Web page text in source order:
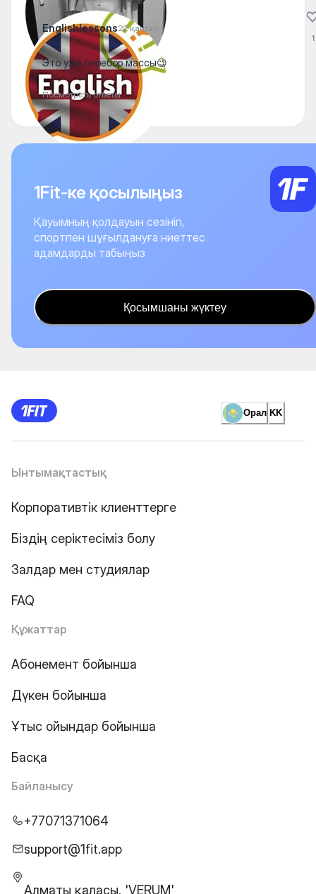
Englishlessons22 қаңтар
Это уже перебор массы😉
Посмотреть ответы
1
1Fit-ке қосылыңыз
Қауымның қолдауын сезініп,
спортпен шұғылдануға ниеттес
адамдарды табыңыз
Қосымшаны жүктеу
Орал KK
Ынтымақтастық
Корпоративтік клиенттерге
Біздің серіктесіміз болу
Залдар мен студиялар
FAQ
Құжаттар
Абонемент бойынша
Дүкен бойынша
Ұтыс ойындар бойынша
Басқа
Байланысу
+77071371064
support@1fit.app
Алматы қаласы, 'VERUM'